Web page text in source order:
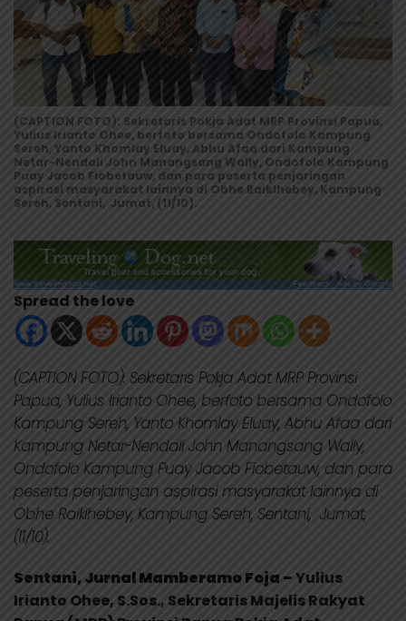
(CAPTION FOTO): Sekretaris Pokja Adat MRP Provinsi Papua,
Yulius Irianto Ohee, berfoto bersama Ondofolo Kampung
Sereh, Yanto Khomlay Eluay, Abhu Afaa dari Kampung
Netar-Nendali John Manangsang Wally, Ondofolo Kampung
Puay Jacob Fiobetauw, dan para peserta penjaringan
aspirasi masyarakat lainnya di Obhe Raiklhebey, Kampung
Sereh, Sentani, Jumat, (11/10).
Spread the love
(CAPTION FOTO): Sekretaris Pokja Adat MRP Provinsi
Papua, Yulius Irianto Ohee, berfoto bersama Ondofolo
Kampung Sereh, Yanto Khomlay Eluay, Abhu Afaa dari
Kampung Netar-Nendali John Manangsang Wally,
Ondofolo Kampung Puay Jacob Fiobetauw, dan para
peserta penjaringan aspirasi masyarakat lainnya di
Obhe Raiklhebey, Kampung Sereh, Sentani, Jumat,
(11/10).
Sentani, Jurnal Mamberamo Foja –Yulius
Irianto Ohee, S.Sos., Sekretaris Majelis Rakyat